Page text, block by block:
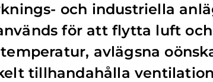
och industriella
för att flytta luft
avlägsna
tillhandahålla